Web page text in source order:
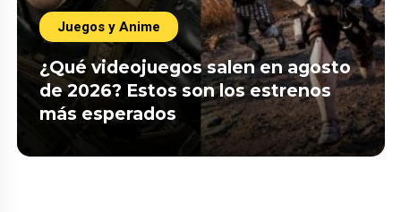
Juegos y Anime
¿Qué videojuegos salen en agosto
de 2026? Estos son los estrenos
más esperados